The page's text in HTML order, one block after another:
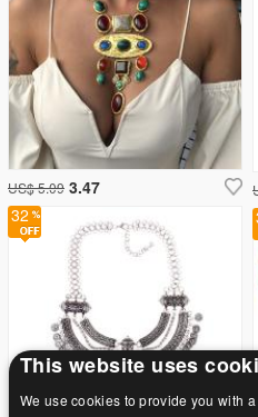
32
US$ 5.09 3.47
This website uses
We use cookies to provide you with